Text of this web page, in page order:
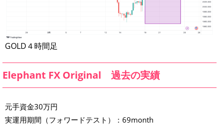
GOLD４時間足
Elephant FX Original 過去の実績
元手資金30万円
実運用期間（フォワードテスト）：69month